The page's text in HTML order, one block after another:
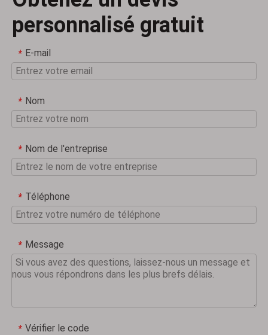
personnalisé gratuit
* E-mail
* Nom
* Nom de l'entreprise
* Téléphone
* Message
* Vérifier le code